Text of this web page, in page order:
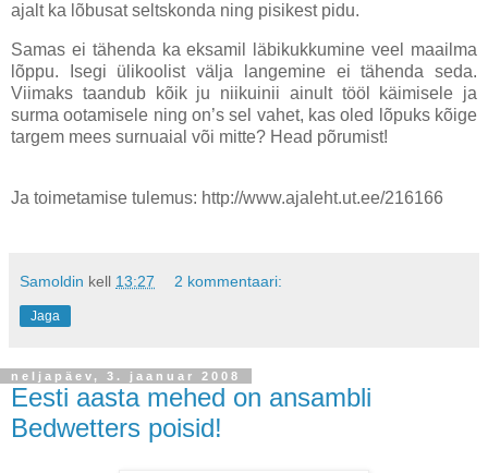
ajalt ka lõbusat seltskonda ning pisikest pidu.
Samas ei tähenda ka eksamil läbikukkumine veel maailma
lõppu. Isegi ülikoolist välja langemine ei tähenda seda.
Viimaks taandub kõik ju niikuinii ainult tööl käimisele ja
surma ootamisele ning on’s sel vahet, kas oled lõpuks kõige
targem mees surnuaial või mitte? Head põrumist!
Ja toimetamise tulemus: http://www.ajaleht.ut.ee/216166
Samoldin kell 13:27 2 kommentaari:
Jaga
neljapäev, 3. jaanuar 2008
Eesti aasta mehed on ansambli
Bedwetters poisid!